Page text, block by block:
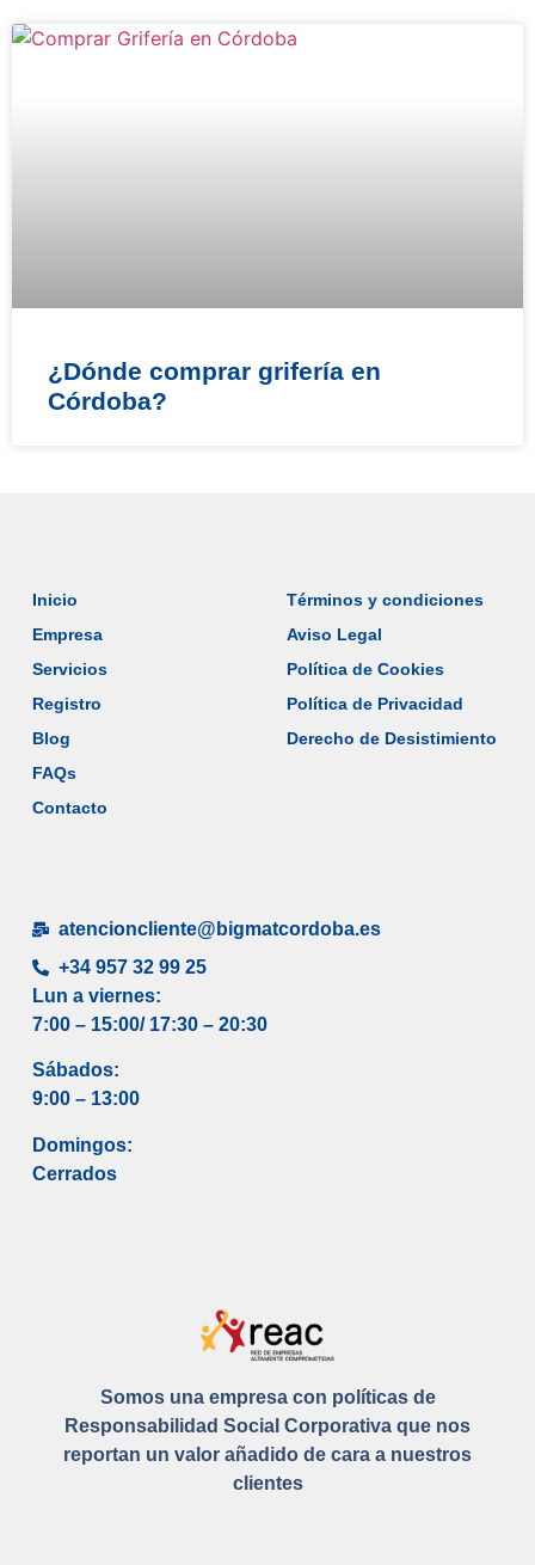
¿Dónde comprar grifería en
Córdoba?
Somos una empresa con políticas de
Responsabilidad Social Corporativa que nos
reportan un valor añadido de cara a nuestros
clientes
Inicio
Empresa
Servicios
Registro
Blog
FAQs
Contacto
Términos y condiciones
Aviso Legal
Política de Cookies
Política de Privacidad
Derecho de Desistimiento
atencioncliente@bigmatcordoba.es
+34 957 32 99 25
Lun a viernes:
7:00 – 15:00/ 17:30 – 20:30
Sábados:
9:00 – 13:00
Domingos:
Cerrados